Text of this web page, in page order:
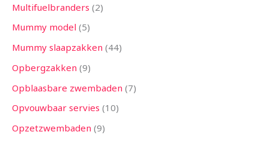
Multifuelbranders 2
Mummy model 5
Mummy slaapzakken 44
Opbergzakken 9
Opblaasbare zwembaden 7
Opvouwbaar servies 10
Opzetzwembaden 9